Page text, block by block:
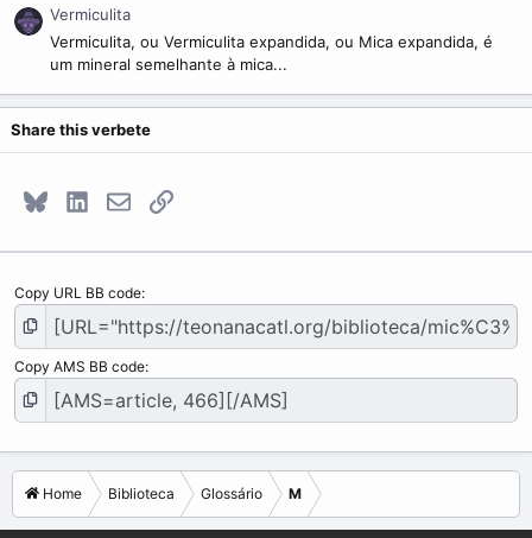
Vermiculita
Vermiculita, ou Vermiculita expandida, ou Mica expandida, é
um mineral semelhante à mica...
Share this verbete
Bluesky LinkedInE-mailLink
Copy URL BB code
Copy AMS BB code
Home Biblioteca Glossário M